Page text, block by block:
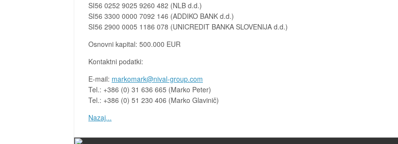
SI56 0252 9025 9260 482 (NLB d.d.)
SI56 3300 0000 7092 146 (ADDIKO BANK d.d.)
SI56 2900 0005 1186 078 (UNICREDIT BANKA SLOVENIJA d.d.)
Osnovni kapital: 500.000 EUR
Kontaktni podatki:
E-mail: markomark@nival-group.com
Tel.: +386 (0) 31 636 665 (Marko Peter)
Tel.: +386 (0) 51 230 406 (Marko Glavinič)
Nazaj...